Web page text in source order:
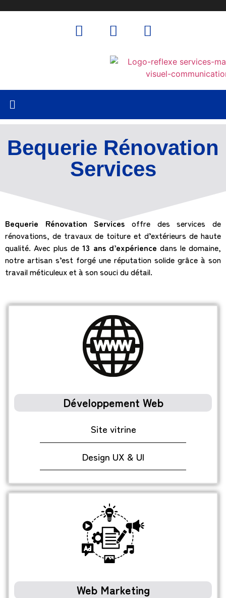
Bequerie Rénovation
Services
Bequerie Rénovation Services offre des services de
rénovations, de travaux de toiture et d’extérieurs de haute
qualité. Avec plus de13 ans d’expérience dans le domaine,
notre artisan s’est forgé une réputation solide grâce à son
travail méticuleux et à son souci du détail.
Développement Web
Site vitrine
Design UX & UI
Web Marketing